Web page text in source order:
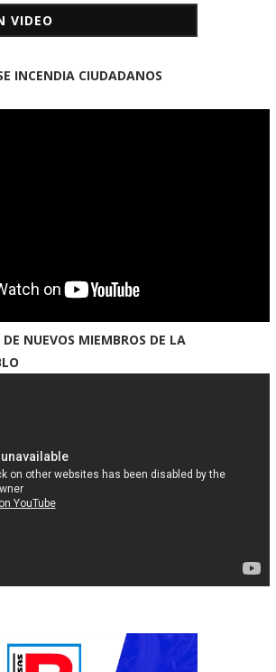
VIDEO
INCENDIA CIUDADANOS
NUEVOS MIEMBROS DE LA